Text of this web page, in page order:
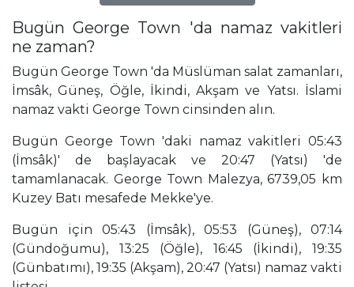
Bugün George Town 'da namaz vakitleri
ne zaman?
Bugün George Town 'da Müslüman salat zamanları,
İmsâk, Güneş, Öğle, İkindi, Akşam ve Yatsı. İslami
namaz vakti George Town cinsinden alın.
Bugün George Town 'daki namaz vakitleri 05:43
(İmsâk)' de başlayacak ve 20:47 (Yatsı) 'de
tamamlanacak. George Town Malezya, 6739,05 km
Kuzey Batı mesafede Mekke'ye.
Bugün için 05:43 (İmsâk), 05:53 (Güneş), 07:14
(Gündoğumu), 13:25 (Öğle), 16:45 (İkindi), 19:35
(Günbatımı), 19:35 (Akşam), 20:47 (Yatsı) namaz vakti